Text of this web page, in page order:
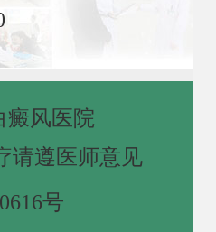
癜风医院
请遵医师意见
号